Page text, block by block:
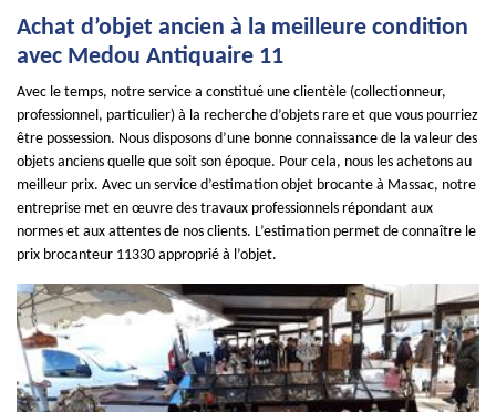
Achat d’objet ancien à la meilleure condition
avec Medou Antiquaire 11
Avec le temps, notre service a constitué une clientèle (collectionneur,
professionnel, particulier) à la recherche d’objets rare et que vous pourriez
être possession. Nous disposons d’une bonne connaissance de la valeur des
objets anciens quelle que soit son époque. Pour cela, nous les achetons au
meilleur prix. Avec un service d’estimation objet brocante à Massac, notre
entreprise met en œuvre des travaux professionnels répondant aux
normes et aux attentes de nos clients. L’estimation permet de connaître le
prix brocanteur 11330 approprié à l’objet.